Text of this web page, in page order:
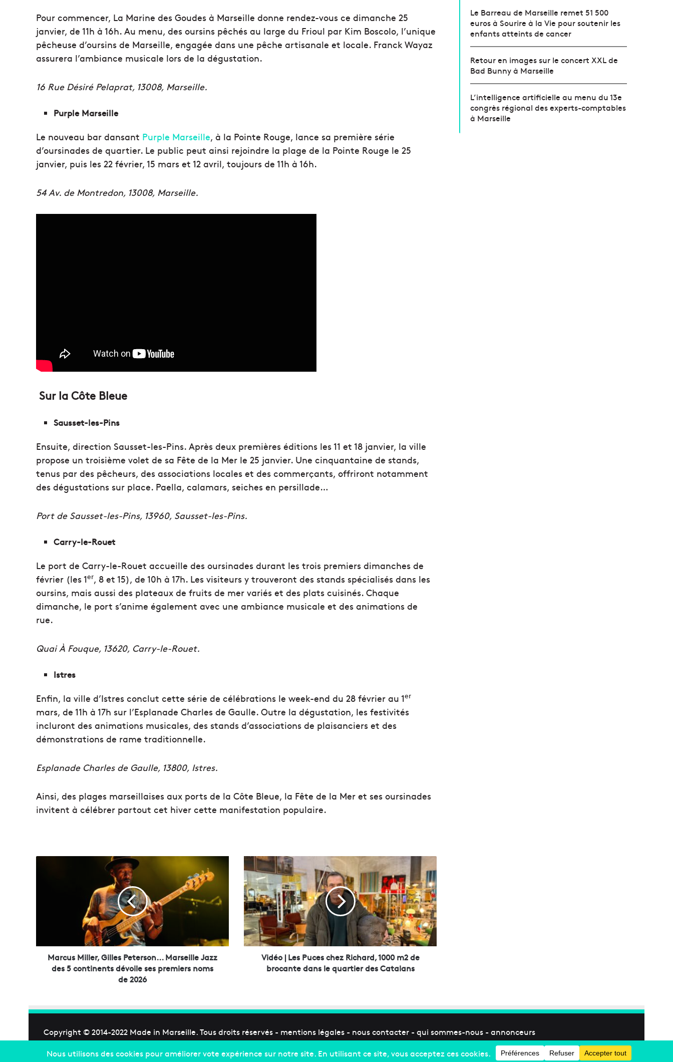
Pour commencer, La Marine des Goudes à Marseille donne rendez-vous ce dimanche 25
janvier, de 11h à 16h. Au menu, des oursins pêchés au large du Frioul par Kim Boscolo, l’unique
pêcheuse d’oursins de Marseille, engagée dans une pêche artisanale et locale. Franck Wayaz
assurera l’ambiance musicale lors de la dégustation.
16 Rue Désiré Pelaprat, 13008, Marseille.
Purple Marseille
Le nouveau bar dansant Purple Marseille, à la Pointe Rouge, lance sa première série
d’oursinades de quartier. Le public peut ainsi rejoindre la plage de la Pointe Rouge le 25
janvier, puis les 22 février, 15 mars et 12 avril, toujours de 11h à 16h.
54 Av. de Montredon, 13008, Marseille.
Sur la Côte Bleue
Sausset-les-Pins
Ensuite, direction Sausset-les-Pins. Après deux premières éditions les 11 et 18 janvier, la ville
propose un troisième volet de sa Fête de la Mer le 25 janvier. Une cinquantaine de stands,
tenus par des pêcheurs, des associations locales et des commerçants, offriront notamment
des dégustations sur place. Paella, calamars, seiches en persillade…
Port de Sausset-les-Pins, 13960, Sausset-les-Pins.
Carry-le-Rouet
Le port de Carry-le-Rouet accueille des oursinades durant les trois premiers dimanches de
février (les 1er, 8 et 15), de 10h à 17h. Les visiteurs y trouveront des stands spécialisés dans les
oursins, mais aussi des plateaux de fruits de mer variés et des plats cuisinés. Chaque
dimanche, le port s’anime également avec une ambiance musicale et des animations de
rue.
Quai À Fouque, 13620, Carry-le-Rouet.
Istres
Enfin, la ville d’Istres conclut cette série de célébrations le week-end du 28 février au 1er
mars, de 11h à 17h sur l’Esplanade Charles de Gaulle. Outre la dégustation, les festivités
incluront des animations musicales, des stands d’associations de plaisanciers et des
démonstrations de rame traditionnelle.
Esplanade Charles de Gaulle, 13800, Istres.
Ainsi, des plages marseillaises aux ports de la Côte Bleue, la Fête de la Mer et ses oursinades
invitent à célébrer partout cet hiver cette manifestation populaire.
M
l
i
e
Marcus Miller, Gilles Peterson... Marseille Jazz
des 5 continents dévoile ses premiers noms
de 2026
V
i
d
é
o
|
L
e
s
c
e
z
R
Vidéo | Les Puces chez Richard, 1000 m2 de
brocante dans le quartier des Catalans
Le Barreau de Marseille remet 51 500
euros à Sourire à la Vie pour soutenir les
enfants atteints de cancer
Retour en images sur le concert XXL de
Bad Bunny à Marseille
L’intelligence artificielle au menu du 13e
congrès régional des experts-comptables
à Marseille
Copyright © 2014-2022 Made in Marseille. Tous droits réservés - mentions légales - nous contacter - qui sommes-nous - annonceurs
Facebook
X Linkedin
YouTube
Instagram